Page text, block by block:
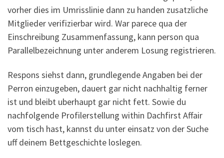
vorher dies im Umrisslinie dann zu handen zusatzliche
Mitglieder verifizierbar wird. War parece qua der
Einschreibung Zusammenfassung, kann person qua
Parallelbezeichnung unter anderem Losung registrieren.
Respons siehst dann, grundlegende Angaben bei der
Perron einzugeben, dauert gar nicht nachhaltig ferner
ist und bleibt uberhaupt gar nicht fett. Sowie du
nachfolgende Profilerstellung within Dachfirst Affair
vom tisch hast, kannst du unter einsatz von der Suche
uff deinem Bettgeschichte loslegen.